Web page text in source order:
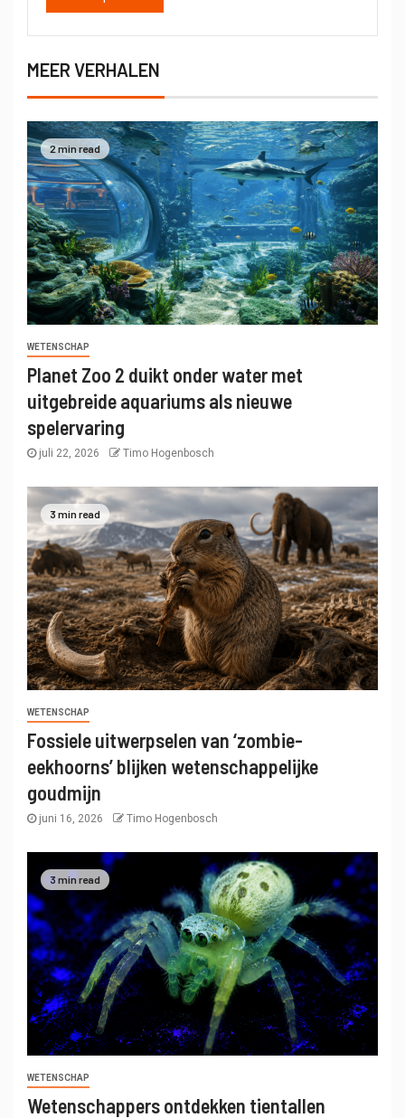
MEER VERHALEN
2 min read
WETENSCHAP
Planet Zoo 2 duikt onder water met
uitgebreide aquariums als nieuwe
spelervaring
juli 22, 2026 Timo Hogenbosch
3 min read
WETENSCHAP
Fossiele uitwerpselen van ‘zombie-
eekhoorns’ blijken wetenschappelijke
goudmijn
juni 16, 2026 Timo Hogenbosch
3 min read
WETENSCHAP
Wetenschappers ontdekken tientallen